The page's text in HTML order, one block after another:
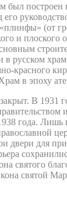
был построен
его
(от
и плоского
в русском
красного
в эпоху
В 1931
года. Лишь
двери для
святого
святой